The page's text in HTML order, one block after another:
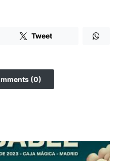
Tweet
(0)